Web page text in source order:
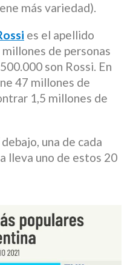
más variedad).
es el apellido
de personas
son Rossi. En
47 millones de
1,5 millones de
una de cada
lleva uno de estos 20